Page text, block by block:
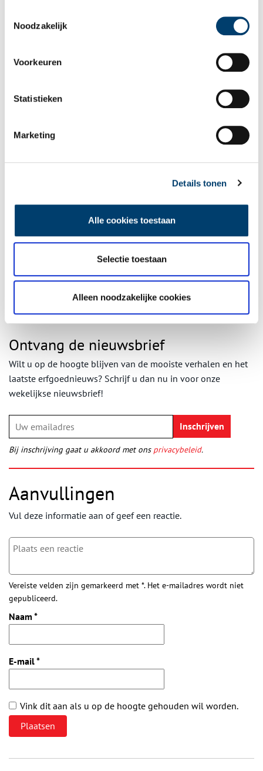
Noodzakelijk
Voorkeuren
Statistieken
Marketing
Details tonen
Alle cookies toestaan
Selectie toestaan
Alleen noodzakelijke cookies
Deze Vondst op vrijdag werd samengesteld door onze
depotbeheerder
Bekijk hier alle
geval dat de platte bodem vloeiend overgaat in een opstaande gebogen rand.
Publicatiedatum: 19/06/2026
Ontvang de nieuwsbrief
Wilt u op de hoogte blijven van de mooiste verhalen en het
laatste erfgoednieuws? Schrijf u dan nu in voor onze
wekelijkse nieuwsbrief!
Bij inschrijving gaat u akkoord met ons privacybeleid.
Aanvullingen
Vul deze informatie aan of geef een reactie.
Vereiste velden zijn gemarkeerd met *. Het e-mailadres wordt niet
gepubliceerd.
Naam *
E-mail*
Vink dit aan als u op de hoogte gehouden wil worden.